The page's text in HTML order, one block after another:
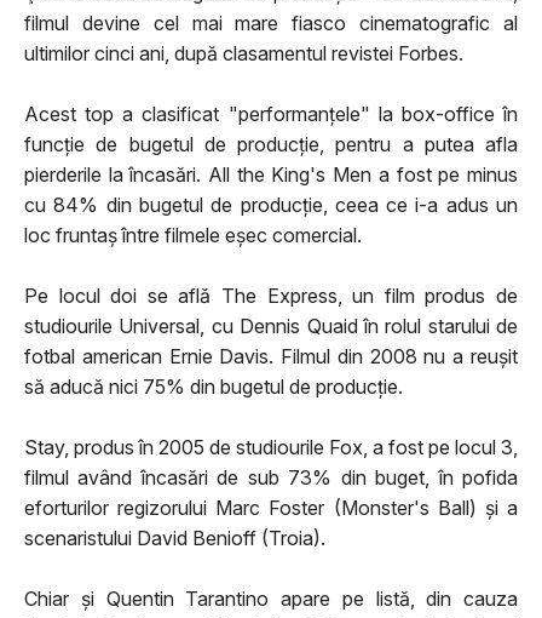
filmul devine cel mai mare fiasco cinematografic al
ultimilor cinci ani, după clasamentul revistei Forbes.
Acest top a clasificat "performanţele" la box-office în
funcţie de bugetul de producţie, pentru a putea afla
pierderile la încasări. All the King's Men a fost pe minus
cu 84% din bugetul de producţie, ceea ce i-a adus un
loc fruntaş între filmele eşec comercial.
Pe locul doi se află The Express, un film produs de
studiourile Universal, cu Dennis Quaid în rolul starului de
fotbal american Ernie Davis. Filmul din 2008 nu a reuşit
să aducă nici 75% din bugetul de producţie.
Stay, produs în 2005 de studiourile Fox, a fost pe locul 3,
filmul având încasări de sub 73% din buget, în pofida
eforturilor regizorului Marc Foster (Monster's Ball) şi a
scenaristului David Benioff (Troia).
Chiar şi Quentin Tarantino apare pe listă, din cauza